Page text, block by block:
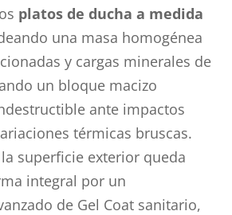
platos de ducha a medida
una masa homogénea
y cargas minerales de
un bloque macizo
ante impactos
térmicas bruscas.
superficie exterior queda
integral por un
de Gel Coat sanitario,